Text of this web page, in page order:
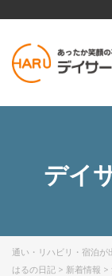
デイ
通い・リハビリ・宿泊が
はるの日記 > 新着情報 >